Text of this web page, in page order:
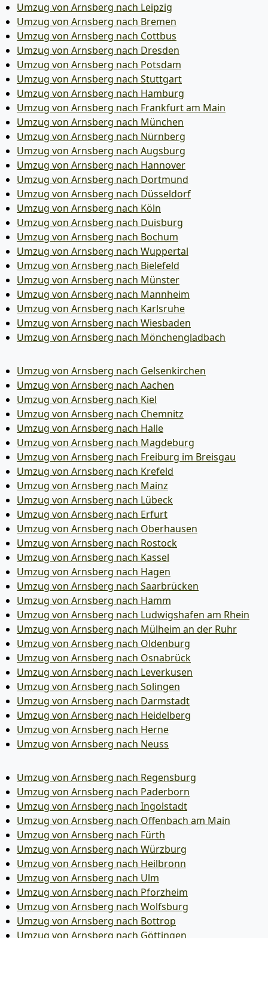
Umzug von Arnsberg nach Leipzig
Umzug von Arnsberg nach Bremen
Umzug von Arnsberg nach Cottbus
Umzug von Arnsberg nach Dresden
Umzug von Arnsberg nach Potsdam
Umzug von Arnsberg nach Stuttgart
Umzug von Arnsberg nach Hamburg
Umzug von Arnsberg nach Frankfurt am Main
Umzug von Arnsberg nach München
Umzug von Arnsberg nach Nürnberg
Umzug von Arnsberg nach Augsburg
Umzug von Arnsberg nach Hannover
Umzug von Arnsberg nach Dortmund
Umzug von Arnsberg nach Düsseldorf
Umzug von Arnsberg nach Köln
Umzug von Arnsberg nach Duisburg
Umzug von Arnsberg nach Bochum
Umzug von Arnsberg nach Wuppertal
Umzug von Arnsberg nach Bielefeld
Umzug von Arnsberg nach Münster
Umzug von Arnsberg nach Mannheim
Umzug von Arnsberg nach Karlsruhe
Umzug von Arnsberg nach Wiesbaden
Umzug von Arnsberg nach Mönchen­gladbach
Umzug von Arnsberg nach Gelsenkirchen
Umzug von Arnsberg nach Aachen
Umzug von Arnsberg nach Kiel
Umzug von Arnsberg nach Chemnitz
Umzug von Arnsberg nach Halle
Umzug von Arnsberg nach Magdeburg
Umzug von Arnsberg nach Freiburg im Breisgau
Umzug von Arnsberg nach Krefeld
Umzug von Arnsberg nach Mainz
Umzug von Arnsberg nach Lübeck
Umzug von Arnsberg nach Erfurt
Umzug von Arnsberg nach Oberhausen
Umzug von Arnsberg nach Rostock
Umzug von Arnsberg nach Kassel
Umzug von Arnsberg nach Hagen
Umzug von Arnsberg nach Saarbrücken
Umzug von Arnsberg nach Hamm
Umzug von Arnsberg nach Ludwigshafen am Rhein
Umzug von Arnsberg nach Mülheim an der Ruhr
Umzug von Arnsberg nach Oldenburg
Umzug von Arnsberg nach Osnabrück
Umzug von Arnsberg nach Leverkusen
Umzug von Arnsberg nach Solingen
Umzug von Arnsberg nach Darmstadt
Umzug von Arnsberg nach Heidelberg
Umzug von Arnsberg nach Herne
Umzug von Arnsberg nach Neuss
Umzug von Arnsberg nach Regensburg
Umzug von Arnsberg nach Paderborn
Umzug von Arnsberg nach Ingolstadt
Umzug von Arnsberg nach Offenbach am Main
Umzug von Arnsberg nach Fürth
Umzug von Arnsberg nach Würzburg
Umzug von Arnsberg nach Heilbronn
Umzug von Arnsberg nach Ulm
Umzug von Arnsberg nach Pforzheim
Umzug von Arnsberg nach Wolfsburg
Umzug von Arnsberg nach Bottrop
Umzug von Arnsberg nach Göttingen